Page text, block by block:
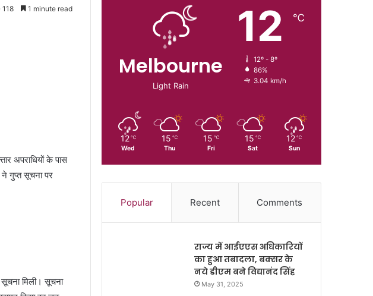
118 1 minute read
अपराधियों के पास
गुप्त सूचना पर
मिली। सूचना
Melbourne
Light Rain
12 ℃
12º - 8º
86%
3.04 km/h
12 ℃
Wed
15 ℃
Thu
15 ℃
Fri
15 ℃
Sat
12 ℃
Sun
Popular Recent Comments
राज्य में आईएएस अधिकारियों
का हुआ तबादला, बक्सर के
नये डीएम बने विद्यानंद सिंह
May 31, 2025